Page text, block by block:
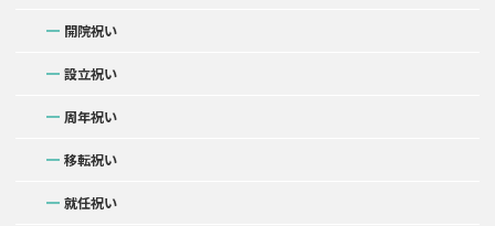
開院祝い
設立祝い
周年祝い
移転祝い
就任祝い